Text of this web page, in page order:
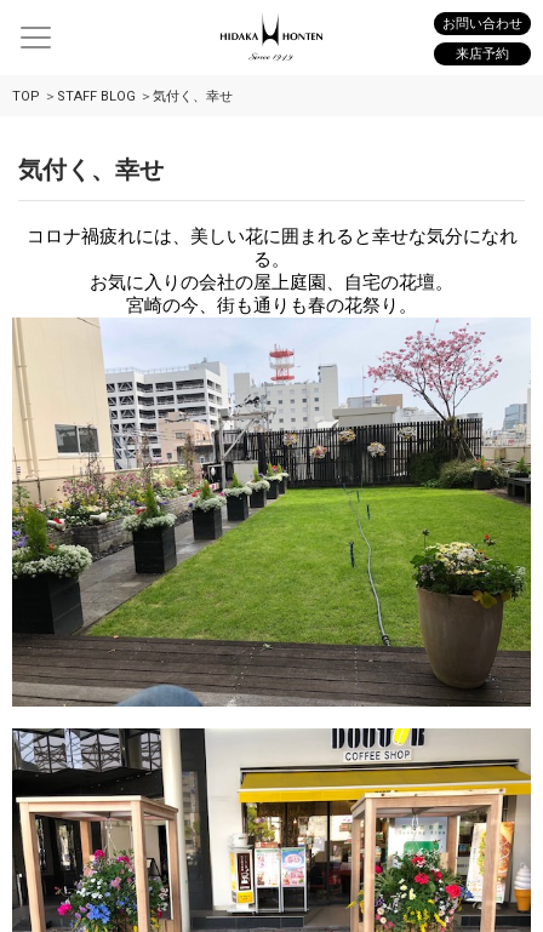
お問い合わせ
来店予約
TOP STAFF BLOG 気付く、幸せ
気付く、幸せ
コロナ禍疲れには、美しい花に囲まれると幸せな気分になれ
る。
お気に入りの会社の屋上庭園、自宅の花壇。
宮崎の今、街も通りも春の花祭り。